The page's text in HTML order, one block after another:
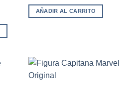
AÑADIR AL CARRITO